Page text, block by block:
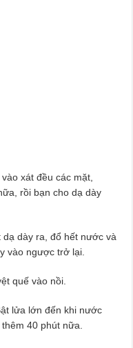
xát đều các mặt,
rồi bạn cho dạ dày
dày ra, đổ hết nước và
vào ngược trở lại.
quế vào nồi.
lửa lớn đến khi nước
40 phút nữa.